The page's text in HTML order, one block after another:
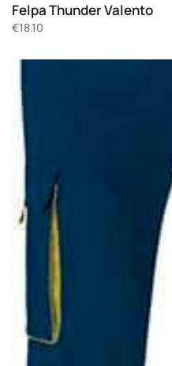
Felpa Thunder Valento
€18.10